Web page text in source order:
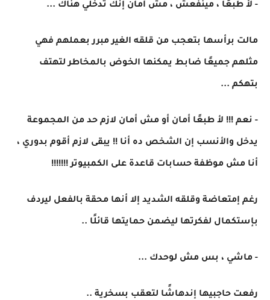
- لأ طبعًا ، مينفعش ، مش أمان إنك تدخلي هناك ...
مالت برأسها بتعجب من قلقه الغير مبرر بعملهم فهي
مثلهم جميعًا ضابط يمكنها الخوض بالمخاطر لتهتف
بتهكم ...
- نعم !!! لأ طبعًا أمان أو مش أمان لازم حد من المجموعة
يدخل والأنسب إن الشخص ده أنا !! يبقى لازم أقوم بدوري ،
أنا مش موظفة حسابات قاعدة على الكمبيوتر !!!!!!!
رغم إمتعاضة وقلقه الشديد إلا أنها محقة بالفعل ليردف
بإستكمال لفكرتها ليضمن حمايتها قائلًا ..
- ماشي ، بس مش لوحدك ...
رفعت حاجبيها إندهاشًا لتعقب بسخرية ..